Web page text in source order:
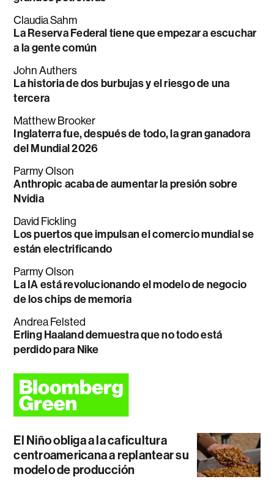
Claudia Sahm
La Reserva Federal tiene que empezar a escuchar
a la gente común
John Authers
La historia de dos burbujas y el riesgo de una
tercera
Matthew Brooker
Inglaterra fue, después de todo, la gran ganadora
del Mundial 2026
Parmy Olson
Anthropic acaba de aumentar la presión sobre
Nvidia
David Fickling
Los puertos que impulsan el comercio mundial se
están electrificando
Parmy Olson
La IA está revolucionando el modelo de negocio
de los chips de memoria
Andrea Felsted
Erling Haaland demuestra que no todo está
perdido para Nike
El Niño obliga a la caficultura
centroamericana a replantear su
modelo de producción